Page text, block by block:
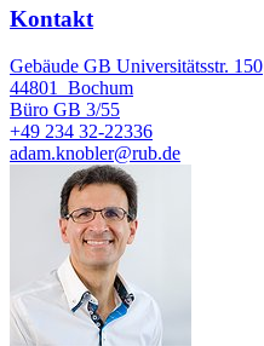
Kontakt
Gebäude GB Universitätsstr. 150
44801
Bochum
Büro GB 3/55
+49 234 32-22336
adam.knobler@rub.de